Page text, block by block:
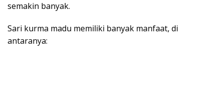
semakin banyak.
Sari kurma madu memiliki banyak manfaat, di
antaranya: